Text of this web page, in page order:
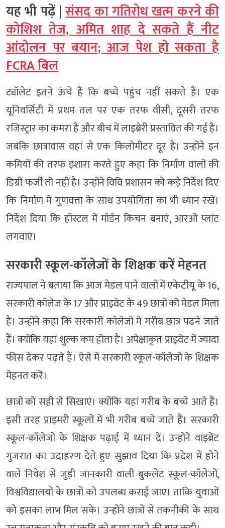
यह भी पढ़ें |संसद का गतिरोध खत्म करने की
कोशिश तेज, अमित शाह दे सकते हैं नीट
आंदोलन पर बयान; आज पेश हो सकता है
FCRA बिल
ट्यॉलेट इतने ऊंचे हैं कि बच्चे पहुंच नहीं सकते हैं। एक
यूनिवर्सिटी में प्रथम तल पर एक तरफ वीसी, दूसरी तरफ
रजिस्ट्रार का कमरा है और बीच में लाइब्रेरी प्रस्तावित की गई है।
जबकि छात्रावास वहां से एक किलोमीटर दूर है। उन्होंने इन
कमियों की तरफ इशारा करते हुए कहा कि निर्माण वालों की
डिग्री फर्जी तो नहीं है। उन्होंने विवि प्रशासन को कड़े निर्देश दिए
कि निर्माण में गुणवत्ता के साथ उपयोगिता का भी ध्यान रखें।
निर्देश दिया कि हॉस्टल में मॉर्डन किचन बनाएं, आरओ प्लांट
लगवाएं।
सरकारी स्कूल-कॉलेजों के शिक्षक करें मेहनत
राज्यपाल ने बताया कि आज मेडल पाने वालों में एकेटीयू के 16,
सरकारी कॉलेज के 17 और प्राइवेट के 49 छात्रों को मेडल मिला
है। उन्होंने कहा कि सरकारी कॉलेजों में गरीब छात्र पढ़ने जाते
हैं। क्योंकि यहां शुल्क कम होता है। अपेक्षाकृत प्राइवेट में ज्यादा
फीस देकर पढ़ते हैं। ऐसे में सरकारी स्कूल-कॉलेजों के शिक्षक
मेहनत करें।
छात्रों को सही से सिखाएं। क्योंकि यहां गरीब के बच्चे आते हैं।
इसी तरह प्राइमरी स्कूलों में भी गरीब बच्चे जाते हैं। सरकारी
स्कूल-कॉलेजों के शिक्षक पढ़ाई में ध्यान दें। उन्होंने वाइब्रेंट
गुजरात का उदाहरण देते हुए सुझाव दिया कि प्रदेश में होने
वाले निवेश से जुड़ी जानकारी वाली बुकलेट स्कूल-कॉलेजों,
विश्वविद्यालयों के छात्रों को उपलब्ध कराई जाए। ताकि युवाओं
को इसका लाभ मिल सके। उन्होंने छात्रों से तकनीकी के साथ